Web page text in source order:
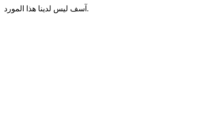
آسف ليس لدينا هذا المورد.